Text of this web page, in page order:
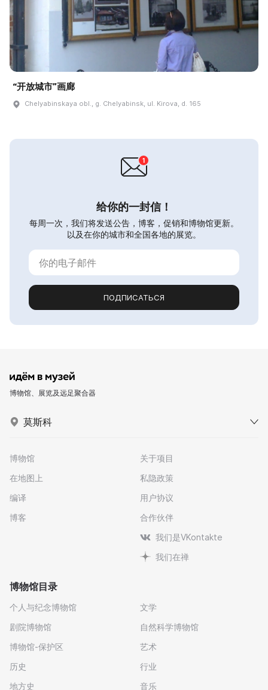
“开放城市”画廊
Chelyabinskaya obl., g. Chelyabinsk, ul. Kirova, d. 165
给你的一封信！
每周一次，我们将发送公告，博客，促销和博物馆更新。
以及在你的城市和全国各地的展览。
ПОДПИСАТЬСЯ
博物馆、展览及远足聚合器
莫斯科
博物馆
在地图上
编译
博客
关于项目
私隐政策
用户协议
合作伙伴
我们是VKontakte
我们在禅
博物馆目录
个人与纪念博物馆
剧院博物馆
博物馆-保护区
历史
地方史
文学
自然科学博物馆
艺术
行业
音乐